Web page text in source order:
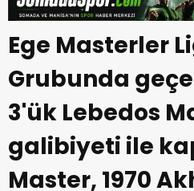
Ege Masterler
Grubunda
3'ük Lebedos
galibiyeti ile
Master, 1970